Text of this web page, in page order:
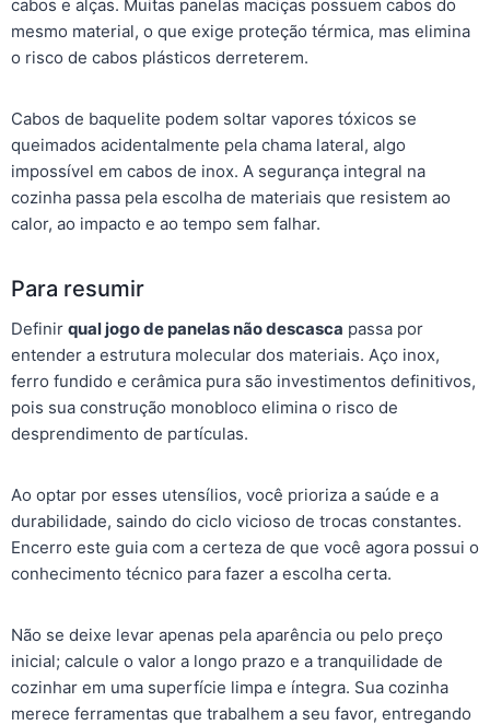
cabos e alças. Muitas panelas maciças possuem cabos do
mesmo material, o que exige proteção térmica, mas elimina
o risco de cabos plásticos derreterem.
Cabos de baquelite podem soltar vapores tóxicos se
queimados acidentalmente pela chama lateral, algo
impossível em cabos de inox. A segurança integral na
cozinha passa pela escolha de materiais que resistem ao
calor, ao impacto e ao tempo sem falhar.
Para resumir
Definir qual jogo de panelas não descasca passa por
entender a estrutura molecular dos materiais. Aço inox,
ferro fundido e cerâmica pura são investimentos definitivos,
pois sua construção monobloco elimina o risco de
desprendimento de partículas.
Ao optar por esses utensílios, você prioriza a saúde e a
durabilidade, saindo do ciclo vicioso de trocas constantes.
Encerro este guia com a certeza de que você agora possui o
conhecimento técnico para fazer a escolha certa.
Não se deixe levar apenas pela aparência ou pelo preço
inicial; calcule o valor a longo prazo e a tranquilidade de
cozinhar em uma superfície limpa e íntegra. Sua cozinha
merece ferramentas que trabalhem a seu favor, entregando